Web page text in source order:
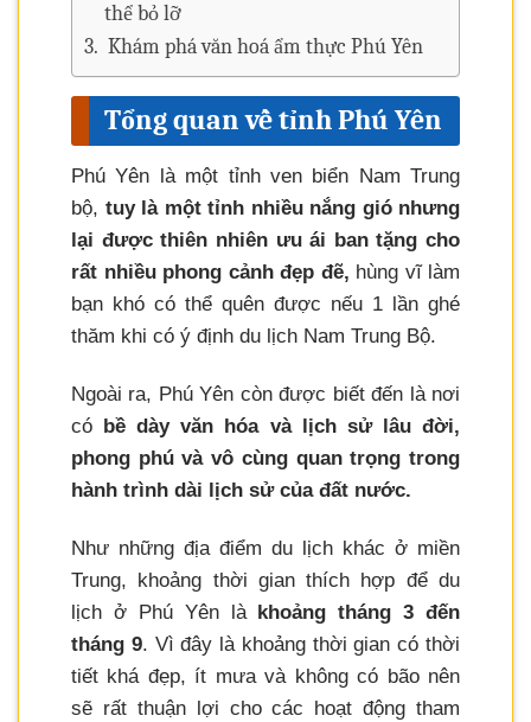
thể bỏ lỡ
Khám phá văn hoá ẩm thực Phú Yên
Tổng quan về tỉnh Phú Yên
Phú Yên là một tỉnh ven biển Nam Trung
bộ, tuy là một tỉnh nhiều nắng gió nhưng
lại được thiên nhiên ưu ái ban tặng cho
rất nhiều phong cảnh đẹp đẽ, hùng vĩ làm
bạn khó có thể quên được nếu 1 lần ghé
thăm khi có ý định du lịch Nam Trung Bộ.
Ngoài ra, Phú Yên còn được biết đến là nơi
có
bề dày văn hóa và lịch sử lâu đời,
phong phú và vô cùng quan trọng trong
hành trình dài lịch sử của đất nước.
Như những địa điểm du lịch khác ở miền
Trung, khoảng thời gian thích hợp để du
lịch ở Phú Yên là khoảng tháng 3 đến
tháng 9. Vì đây là khoảng thời gian có thời
tiết khá đẹp, ít mưa và không có bão nên
sẽ rất thuận lợi cho các hoạt động tham